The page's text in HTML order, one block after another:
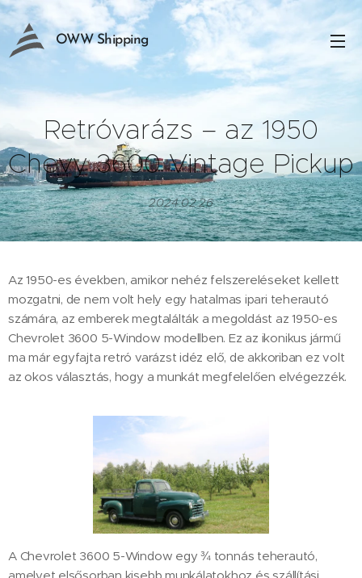
OWW Shipping
Retróvarázs – az 1950
Chevy 3600 Vintage Pickup
2024.02.26
Az 1950-es években, amikor nehéz felszereléseket kellett
mozgatni, de nem volt hely egy hatalmas ipari teherautó
számára, az emberek megtalálták a megoldást az 1950-es
Chevrolet 3600 5-Window modellben. Ez az ikonikus jármű
ma már egyfajta retró varázst idéz elő, de akkoriban ez volt
az okos választás, hogy a munkát megfelelően elvégezzék.
A Chevrolet 3600 5-Window egy ¾ tonnás teherautó,
amelyet elsősorban kisebb munkálatokhoz és szállítási